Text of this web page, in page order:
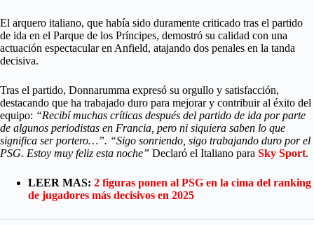
El arquero italiano, que había sido duramente criticado tras el partido
de ida en el Parque de los Príncipes, demostró su calidad con una
actuación espectacular en Anfield, atajando dos penales en la tanda
decisiva.
Tras el partido, Donnarumma expresó su orgullo y satisfacción,
destacando que ha trabajado duro para mejorar y contribuir al éxito del
equipo: “Recibí muchas críticas después del partido de ida por parte
de algunos periodistas en Francia, pero ni siquiera saben lo que
significa ser portero…”. “Sigo sonriendo, sigo trabajando duro por el
PSG. Estoy muy feliz esta noche” Declaró el Italiano para Sky Sport.
LEER MAS: 2 figuras ponen al PSG en la cima del ranking
de jugadores más decisivos en 2025